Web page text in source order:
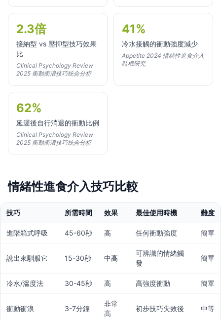
2.3倍
接納型 vs 壓抑型技巧效果
比
Clinical Psychology Review
2025 衝動衝浪技巧統合分析
41%
冷水接觸的衝動強度減少
Appetite 2024 情緒性進食介入
時機研究
62%
延遲後自行消退的衝動比例
Clinical Psychology Review
2025 衝動衝浪技巧統合分析
情緒性進食介入技巧比較
技巧 所需時間 效果 最佳使用時機 難度
進階箱式呼吸 45-60秒 高 任何衝動強度 簡單
說出來馴服它 15-30秒 中高
可辨識的情緒觸
發
簡單
冷水/溫度法 30-45秒 高 高強度衝動 簡單
衝動衝浪 3-7分鐘
非常
高
初步技巧失效後 中等